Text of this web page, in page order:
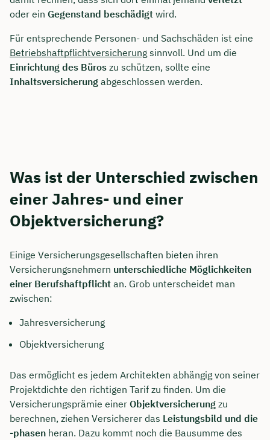
oder ein Gegenstand beschädigt wird.
Für entsprechende Personen- und Sachschäden ist eine
Betriebshaftpflichtversicherung sinnvoll. Und um die
Einrichtung des Büros zu schützen, sollte eine
Inhaltsversicherung abgeschlossen werden.
Was ist der Unterschied zwischen
einer Jahres- und einer
Objektversicherung?
Einige Versicherungsgesellschaften bieten ihren
Versicherungsnehmern unterschiedliche Möglichkeiten
einer Berufshaftpflicht an. Grob unterscheidet man
zwischen:
Jahresversicherung
Objektversicherung
Das ermöglicht es jedem Architekten abhängig von seiner
Projektdichte den richtigen Tarif zu finden. Um die
Versicherungsprämie einer Objektversicherung zu
berechnen, ziehen Versicherer das Leistungsbild und die
-phasen heran. Dazu kommt noch die Bausumme des